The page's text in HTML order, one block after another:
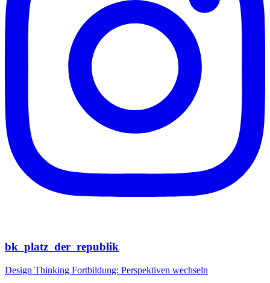
bk_platz_der_republik
Design Thinking Fortbildung: Perspektiven wechseln